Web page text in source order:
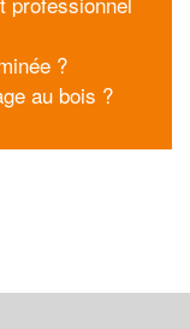
?
au bois ?